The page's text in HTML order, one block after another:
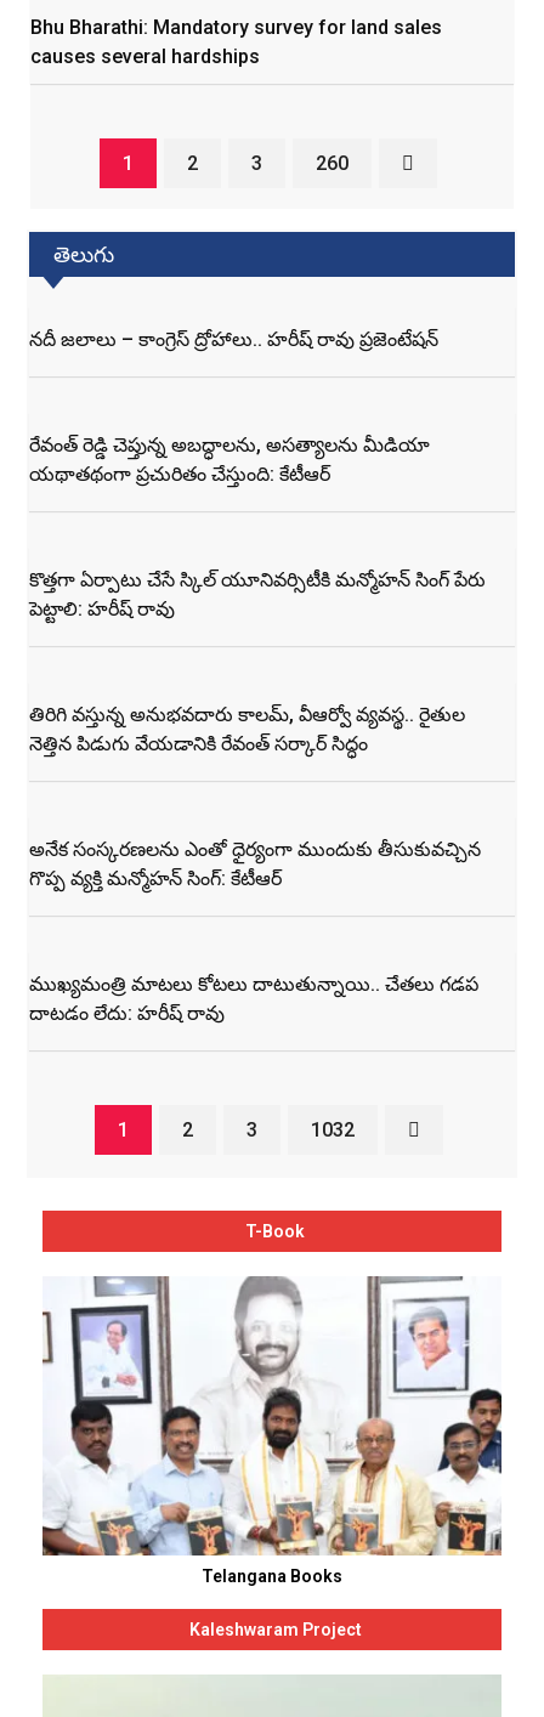
Bhu Bharathi: Mandatory survey for land sales
causes several hardships
1 2 3 260
తెలుగు
నదీ జలాలు – కాంగ్రెస్ ద్రోహాలు.. హరీష్ రావు ప్రజెంటేషన్
రేవంత్ రెడ్డి చెప్తున్న అబద్ధాలను, అసత్యాలను మీడియా
యథాతథంగా ప్రచురితం చేస్తుంది: కేటీఆర్
కొత్తగా ఏర్పాటు చేసే స్కిల్ యూనివర్సిటీకి మన్మోహన్ సింగ్ పేరు
పెట్టాలి: హరీష్ రావు
తిరిగి వస్తున్న అనుభవదారు కాలమ్‌, వీఆర్వో వ్యవస్థ.. రైతుల
నెత్తిన పిడుగు వేయడానికి రేవంత్ సర్కార్ సిద్ధం
అనేక సంస్కరణలను ఎంతో ధైర్యంగా ముందుకు తీసుకువచ్చిన
గొప్ప వ్యక్తి మన్మోహన్ సింగ్: కేటీఆర్
ముఖ్యమంత్రి మాటలు కోటలు దాటుతున్నాయి.. చేతలు గడప
దాటడం లేదు: హరీష్ రావు
1 2 3 1032
T-Book
Telangana Books
Kaleshwaram Project